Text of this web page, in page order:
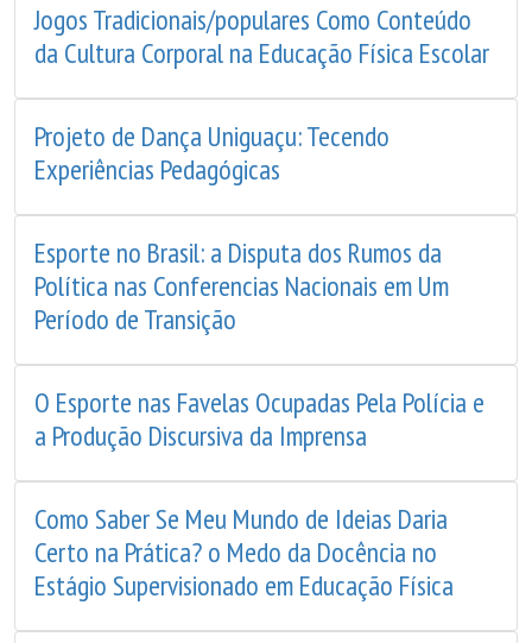
Jogos Tradicionais/populares Como Conteúdo
da Cultura Corporal na Educação Física Escolar
Projeto de Dança Uniguaçu: Tecendo
Experiências Pedagógicas
Esporte no Brasil: a Disputa dos Rumos da
Política nas Conferencias Nacionais em Um
Período de Transição
O Esporte nas Favelas Ocupadas Pela Polícia e
a Produção Discursiva da Imprensa
Como Saber Se Meu Mundo de Ideias Daria
Certo na Prática? o Medo da Docência no
Estágio Supervisionado em Educação Física